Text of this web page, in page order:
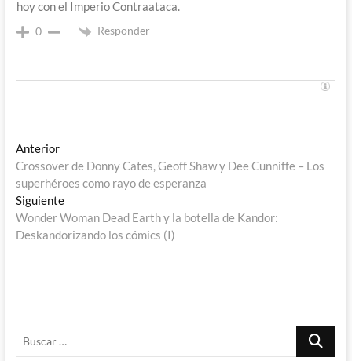
hoy con el Imperio Contraataca.
0 Responder
Navegación
de
entradas
AnteriorEntrada
anterior:
Crossover de Donny Cates, Geoff Shaw y Dee Cunniffe – Los
superhéroes como rayo de esperanza
SiguienteEntrada
siguiente:
Wonder Woman Dead Earth y la botella de Kandor:
Deskandorizando los cómics (I)
Buscar